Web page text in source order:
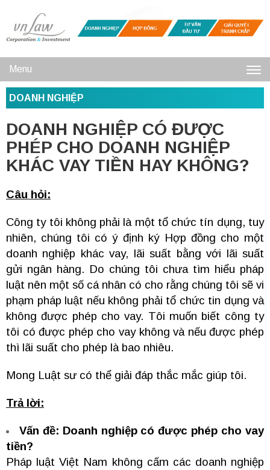
Menu
DOANH NGHIỆP
DOANH NGHIỆP CÓ ĐƯỢC
PHÉP CHO DOANH NGHIỆP
KHÁC VAY TIỀN HAY KHÔNG?
Câu hỏi:
Công ty tôi không phải là một tổ chức tín dụng, tuy
nhiên, chúng tôi có ý định ký Hợp đồng cho một
doanh nghiệp khác vay, lãi suất bằng với lãi suất
gửi ngân hàng. Do chúng tôi chưa tìm hiểu pháp
luật nên một số cá nhân có cho rằng chúng tôi sẽ vi
phạm pháp luật nếu không phải tổ chức tin dụng và
không được phép cho vay. Tôi muốn biết công ty
tôi có được phép cho vay không và nếu được phép
thì lãi suất cho phép là bao nhiêu.
Mong Luật sư có thể giải đáp thắc mắc giúp tôi.
Trả lời:
Vấn đề: Doanh nghiệp có được phép cho vay
tiền?
Pháp luật Việt Nam không cấm các doanh nghiệp